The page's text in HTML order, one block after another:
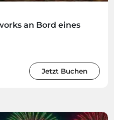
an Bord eines
Jetzt Buchen